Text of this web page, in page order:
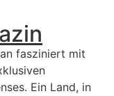
fasziniert mit
Ein Land, in